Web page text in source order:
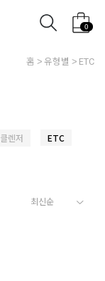
0
홈 유형별 ETC
클렌저 ETC